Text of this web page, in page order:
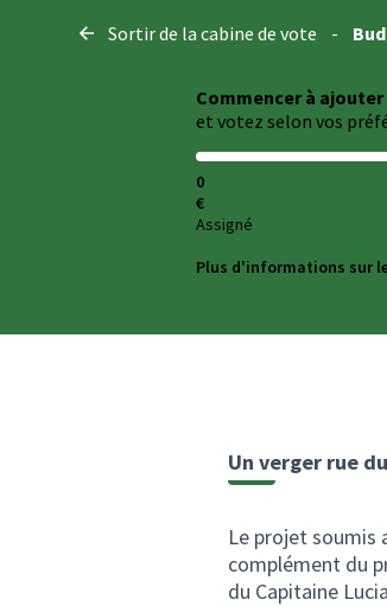
Sortir de la cabine de vote -
Commencer à
et votez selon vos
0
€
Assigné
Plus d'informations sur
Un verger rue
Le projet soumis
complément du
du Capitaine